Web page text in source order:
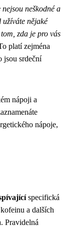
neškodné a
nějaké
zda je pro vás
platí zejména
jsou srdeční
nápoji a
nápoje,
specifická
a dalších
Pravidelná